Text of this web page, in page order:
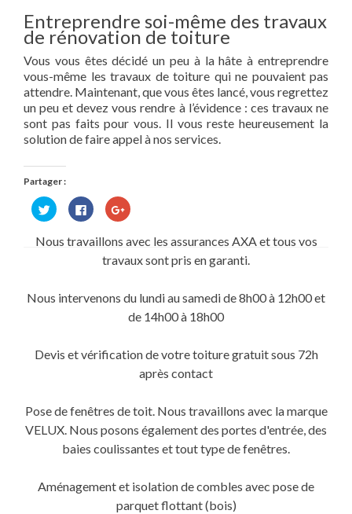
Entreprendre soi-même des travaux
de rénovation de toiture
Vous vous êtes décidé un peu à la hâte à entreprendre
vous-même les travaux de toiture qui ne pouvaient pas
attendre. Maintenant, que vous êtes lancé, vous regrettez
un peu et devez vous rendre à l’évidence : ces travaux ne
sont pas faits pour vous. Il vous reste heureusement la
solution de faire appel à nos services.
Partager :
Cliquez
pour
partager
Twitter(ouvre
Cliquez
pour
partager
sur
Facebook(ouvre
dans
une
Cliquez
pour
Google+
dans
fenêtre)
Nous travaillons avec les assurances AXA et tous vos
travaux sont pris en garanti.
Nous intervenons du lundi au samedi de 8h00 à 12h00 et
de 14h00 à 18h00
Devis et vérification de votre toiture gratuit sous 72h
après contact
Pose de fenêtres de toit. Nous travaillons avec la marque
VELUX. Nous posons également des portes d'entrée, des
baies coulissantes et tout type de fenêtres.
Aménagement et isolation de combles avec pose de
parquet flottant (bois)